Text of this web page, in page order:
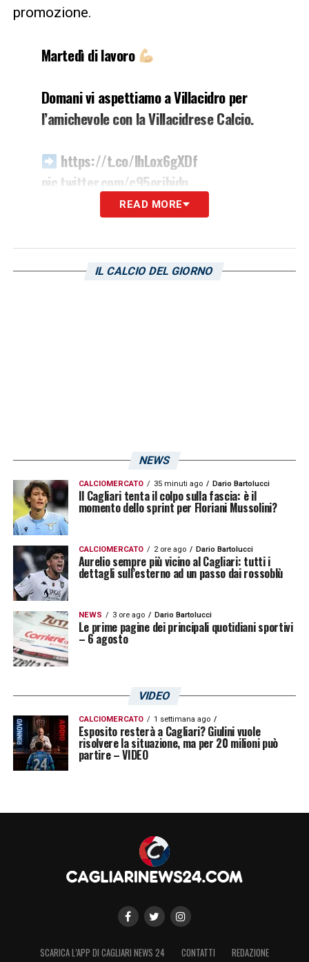
promozione.
Martedì di lavoro
Domani vi aspettiamo a Villacidro per
l’amichevole con la Villacidrese Calcio.
https://t.co/lhLox6gXDf
pic.twitter.com/c95oribjdn
— Cagliari Calcio (@CagliariCalcio)
March 28, 2023
READ MORE
IL CALCIO DEL GIORNO
NEWS
CALCIOMERCATO 35 minuti ago Dario Bartolucci
Il Cagliari tenta il colpo sulla fascia: è il
momento dello sprint per Floriani Mussolini?
CALCIOMERCATO 2 ore ago Dario Bartolucci
Aurelio sempre più vicino al Cagliari: tutti i
dettagli sull’esterno ad un passo dai rossoblù
NEWS 3 ore ago Dario Bartolucci
Le prime pagine dei principali quotidiani sportivi
– 6 agosto
VIDEO
CALCIOMERCATO 1 settimana ago
Esposito resterà a Cagliari? Giulini vuole
risolvere la situazione, ma per 20 milioni può
partire – VIDEO
SCARICA L’APP DI CAGLIARI NEWS 24 CONTATTI REDAZIONE